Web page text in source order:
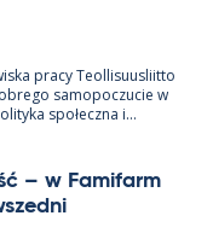
pracy Teol­li­suus­liitto
sa­mo­poczucie w
społeczna i...
– w Fa­mi­farm